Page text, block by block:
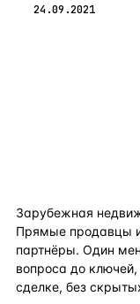
24.09.2021
Зарубежная
Прямые продавцы
партнёры. Один
вопроса до
сделке, без